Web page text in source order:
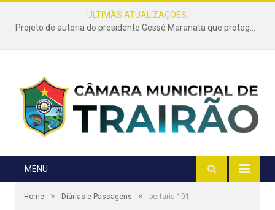
ÚLTIMAS ATUALIZAÇÕES:
Projeto de autoria do presidente Gessé Maranata que protege as estradas vicinais de Trairão é transformado em lei
MENU
Home » Diárias e Passagens » portaria 101